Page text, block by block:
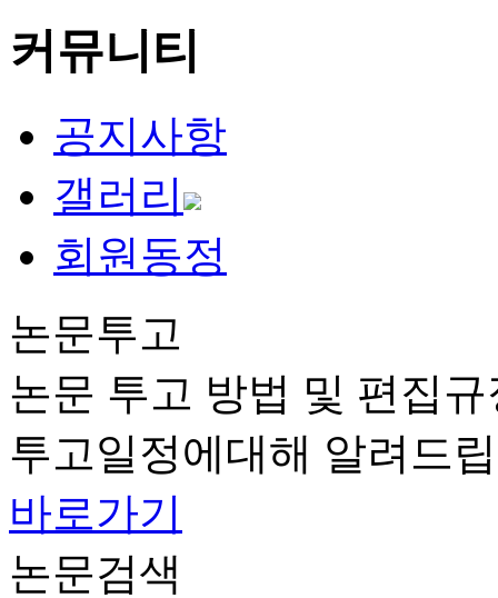
커뮤니티
공지사항
갤러리
회원동정
논문투고
논문 투고 방법 및 편집규
투고일정에대해 알려드
바로가기
논문검색